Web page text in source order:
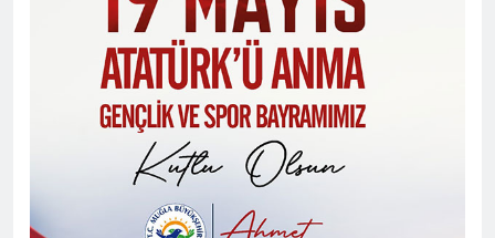
Zekeriya Şahin
1 ay önce
Seydikemer Halk Eğitimi
Merkezi’nden Muhteşem Yıl Sonu
Sergisi
Zekeriya Şahin